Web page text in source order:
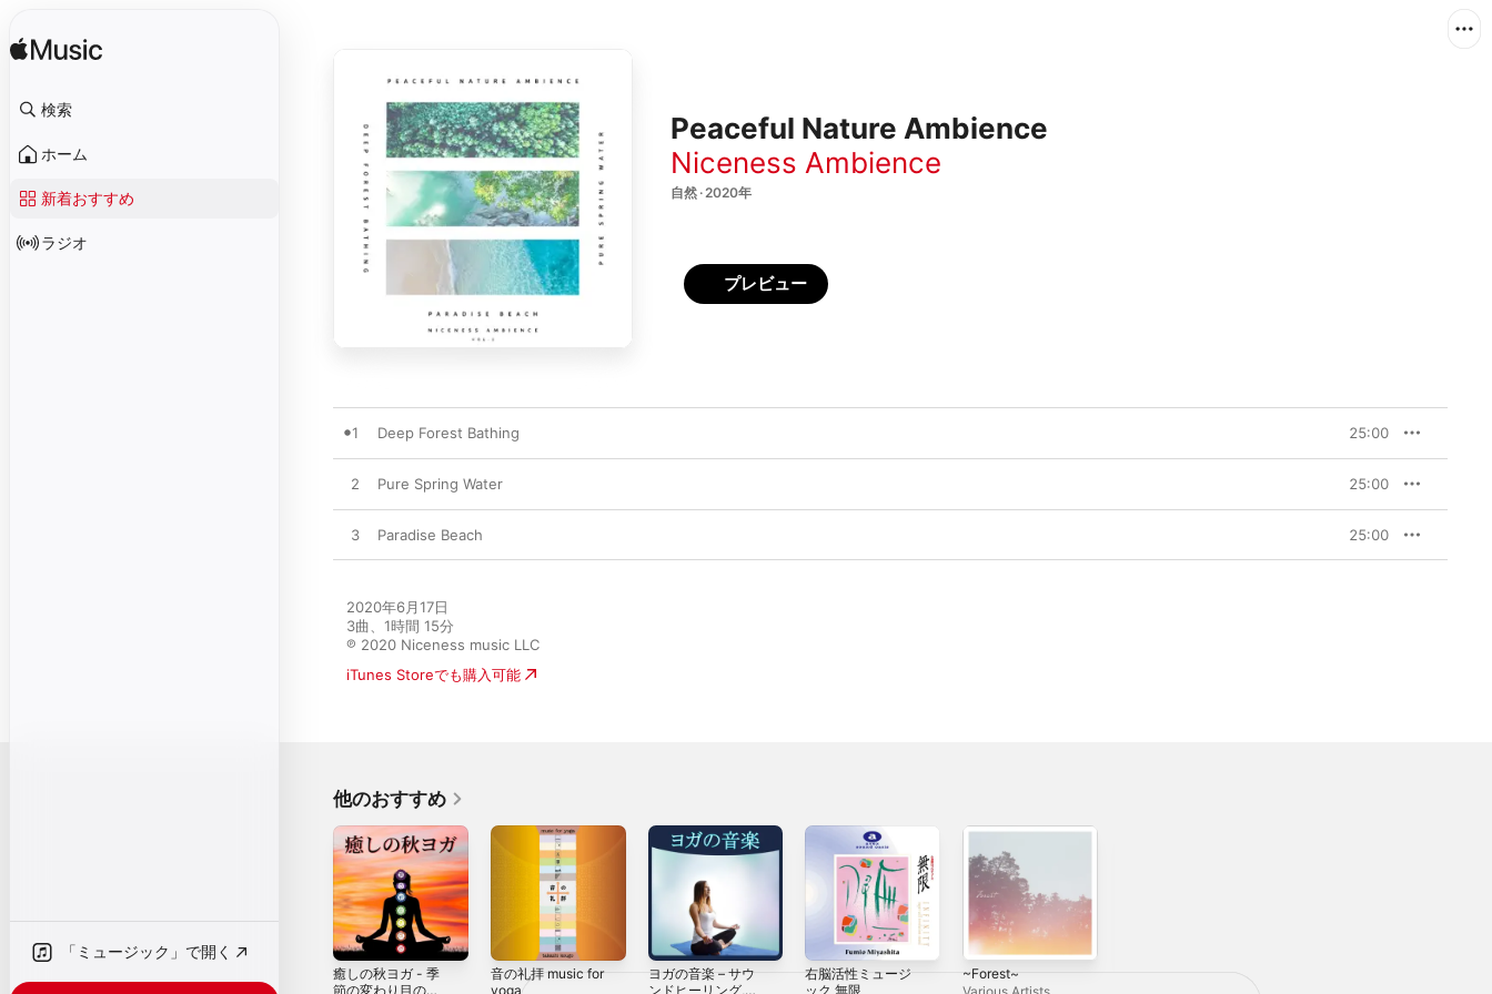
検索
ホーム
新着おすすめ
ラジオ
「ミュージック」で開く
Peaceful Nature Ambience
Niceness Ambience
自然 · 2020年
プレビュー
1 Deep Forest Bathing 25:00
2 Pure Spring Water 25:00
3 Paradise Beach 25:00
2020年6月17日
3曲、1時間 15分
℗ 2020 Niceness music LLC
iTunes Storeでも購入可能
他のおすすめ
癒しの秋ヨガ - 季
節の変わり目の為
音の礼拝 music for
yoga
ヨガの音楽 – サウ
ンドヒーリング,
右脳活性ミュージ
ック 無限
~Forest~